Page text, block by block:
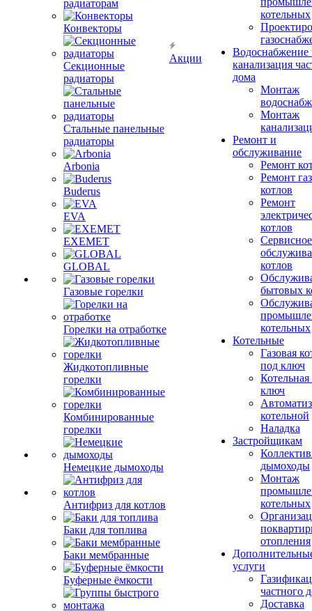
радиаторам
Конвекторы
Секционные
радиаторы
Стальные панельные
радиаторы
Arbonia
Buderus
EVA
EXEMET
GLOBAL
Газовые горелки
Горелки на отработке
Жидкотопливные
горелки
Комбинированные
горелки
Немецкие дымоходы
Антифриз для котлов
Баки для топлива
Баки мембранные
Буферные ёмкости
Акции
котельных
Водоснабжение
канализация
дома
Монтаж
Монтаж
Ремонт и
обслуживание
Ремонт
Ремонт
котлов
Ремонт
котлов
Сервисное
котлов
бытовых
котельных
Котельные
Газовая
под ключ
ключ
котельной
Наладка
Застройщикам
дымоходы
Монтаж
котельных
отопления
услуги
частного
Доставка